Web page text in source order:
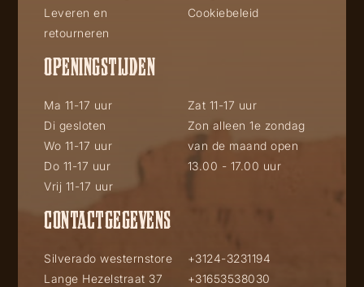
Leveren en
retourneren
Cookiebeleid
OPENINGSTIJDEN
Ma 11-17 uur
Di gesloten
Wo 11-17 uur
Do 11-17 uur
Vrij 11-17 uur
Zat 11-17 uur
Zon alleen 1e zondag
van de maand open
13.00 - 17.00 uur
CONTACTGEGEVENS
Silverado westernstore
Lange Hezelstraat 37
+3124-3231194
+31653538030